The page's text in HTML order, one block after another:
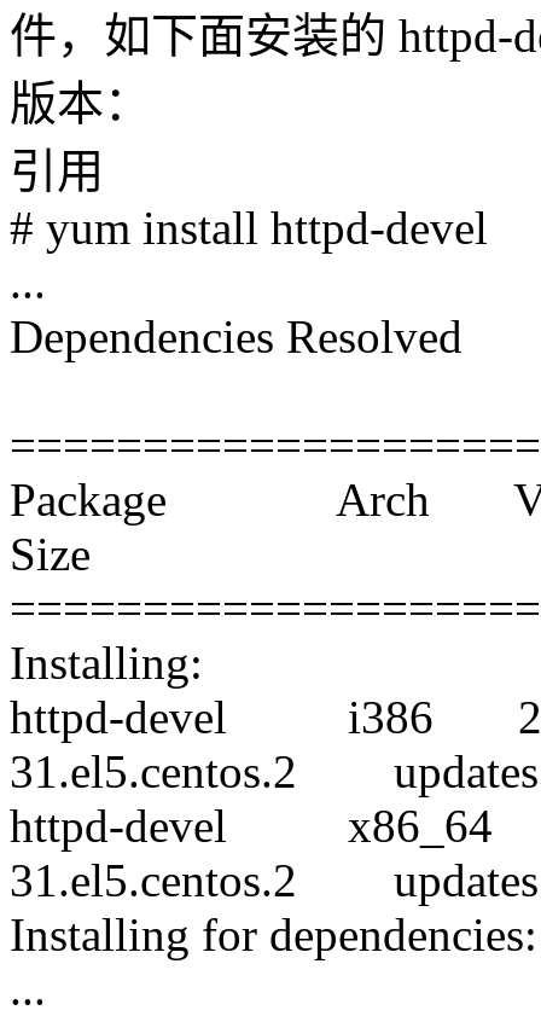
件，如下面安装的 httpd-
版本：
引用
# yum install httpd-devel
...
Dependencies Resolved
Package Arch
Size
Installing:
httpd-devel i386
31.el5.centos.2
httpd-devel x86_64
31.el5.centos.2
Installing for dependencies:
...